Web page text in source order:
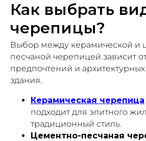
Как выбрать
черепицы?
Выбор между керамической и
песчаной черепицей зависит
предпочтений и
здания.
Керамическая черепица
подходит для элитного
традиционный стиль.
Цементно-песчаная